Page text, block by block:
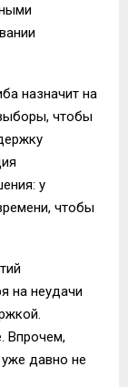
назначит на
чтобы
у
чтобы
на неудачи
Впрочем,
давно не